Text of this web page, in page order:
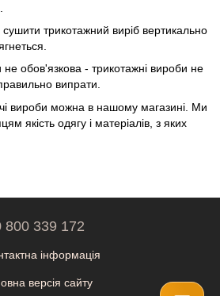
трикотажний виріб вертикально
обов'язкова - трикотажні вироби не
випрати.
вироби можна в нашому магазині. Ми
якість одягу і матеріалів, з яких
800 339 172
інформація
версія сайту